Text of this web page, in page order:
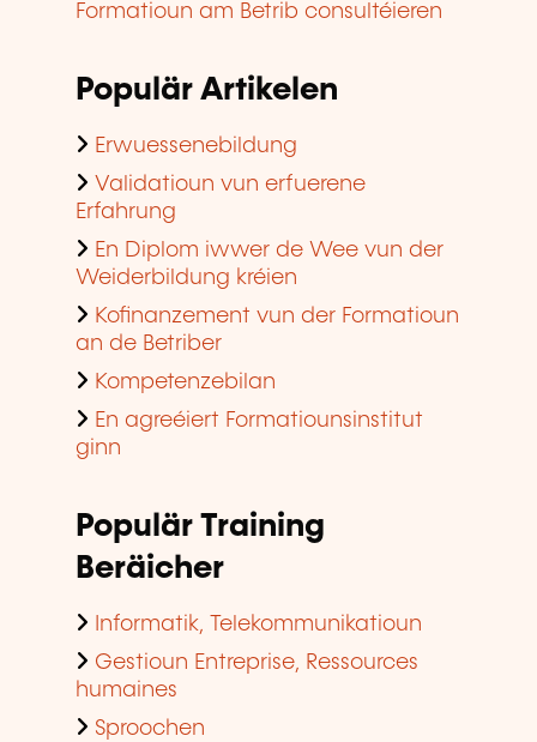
Formatioun am Betrib consultéieren
Populär Artikelen
Erwuessenebildung
Validatioun vun erfuerene
Erfahrung
En Diplom iwwer de Wee vun der
Weiderbildung kréien
Kofinanzement vun der Formatioun
an de Betriber
Kompetenzebilan
En agreéiert Formatiounsinstitut
ginn
Populär Training
Beräicher
Informatik, Telekommunikatioun
Gestioun Entreprise, Ressources
humaines
Sproochen